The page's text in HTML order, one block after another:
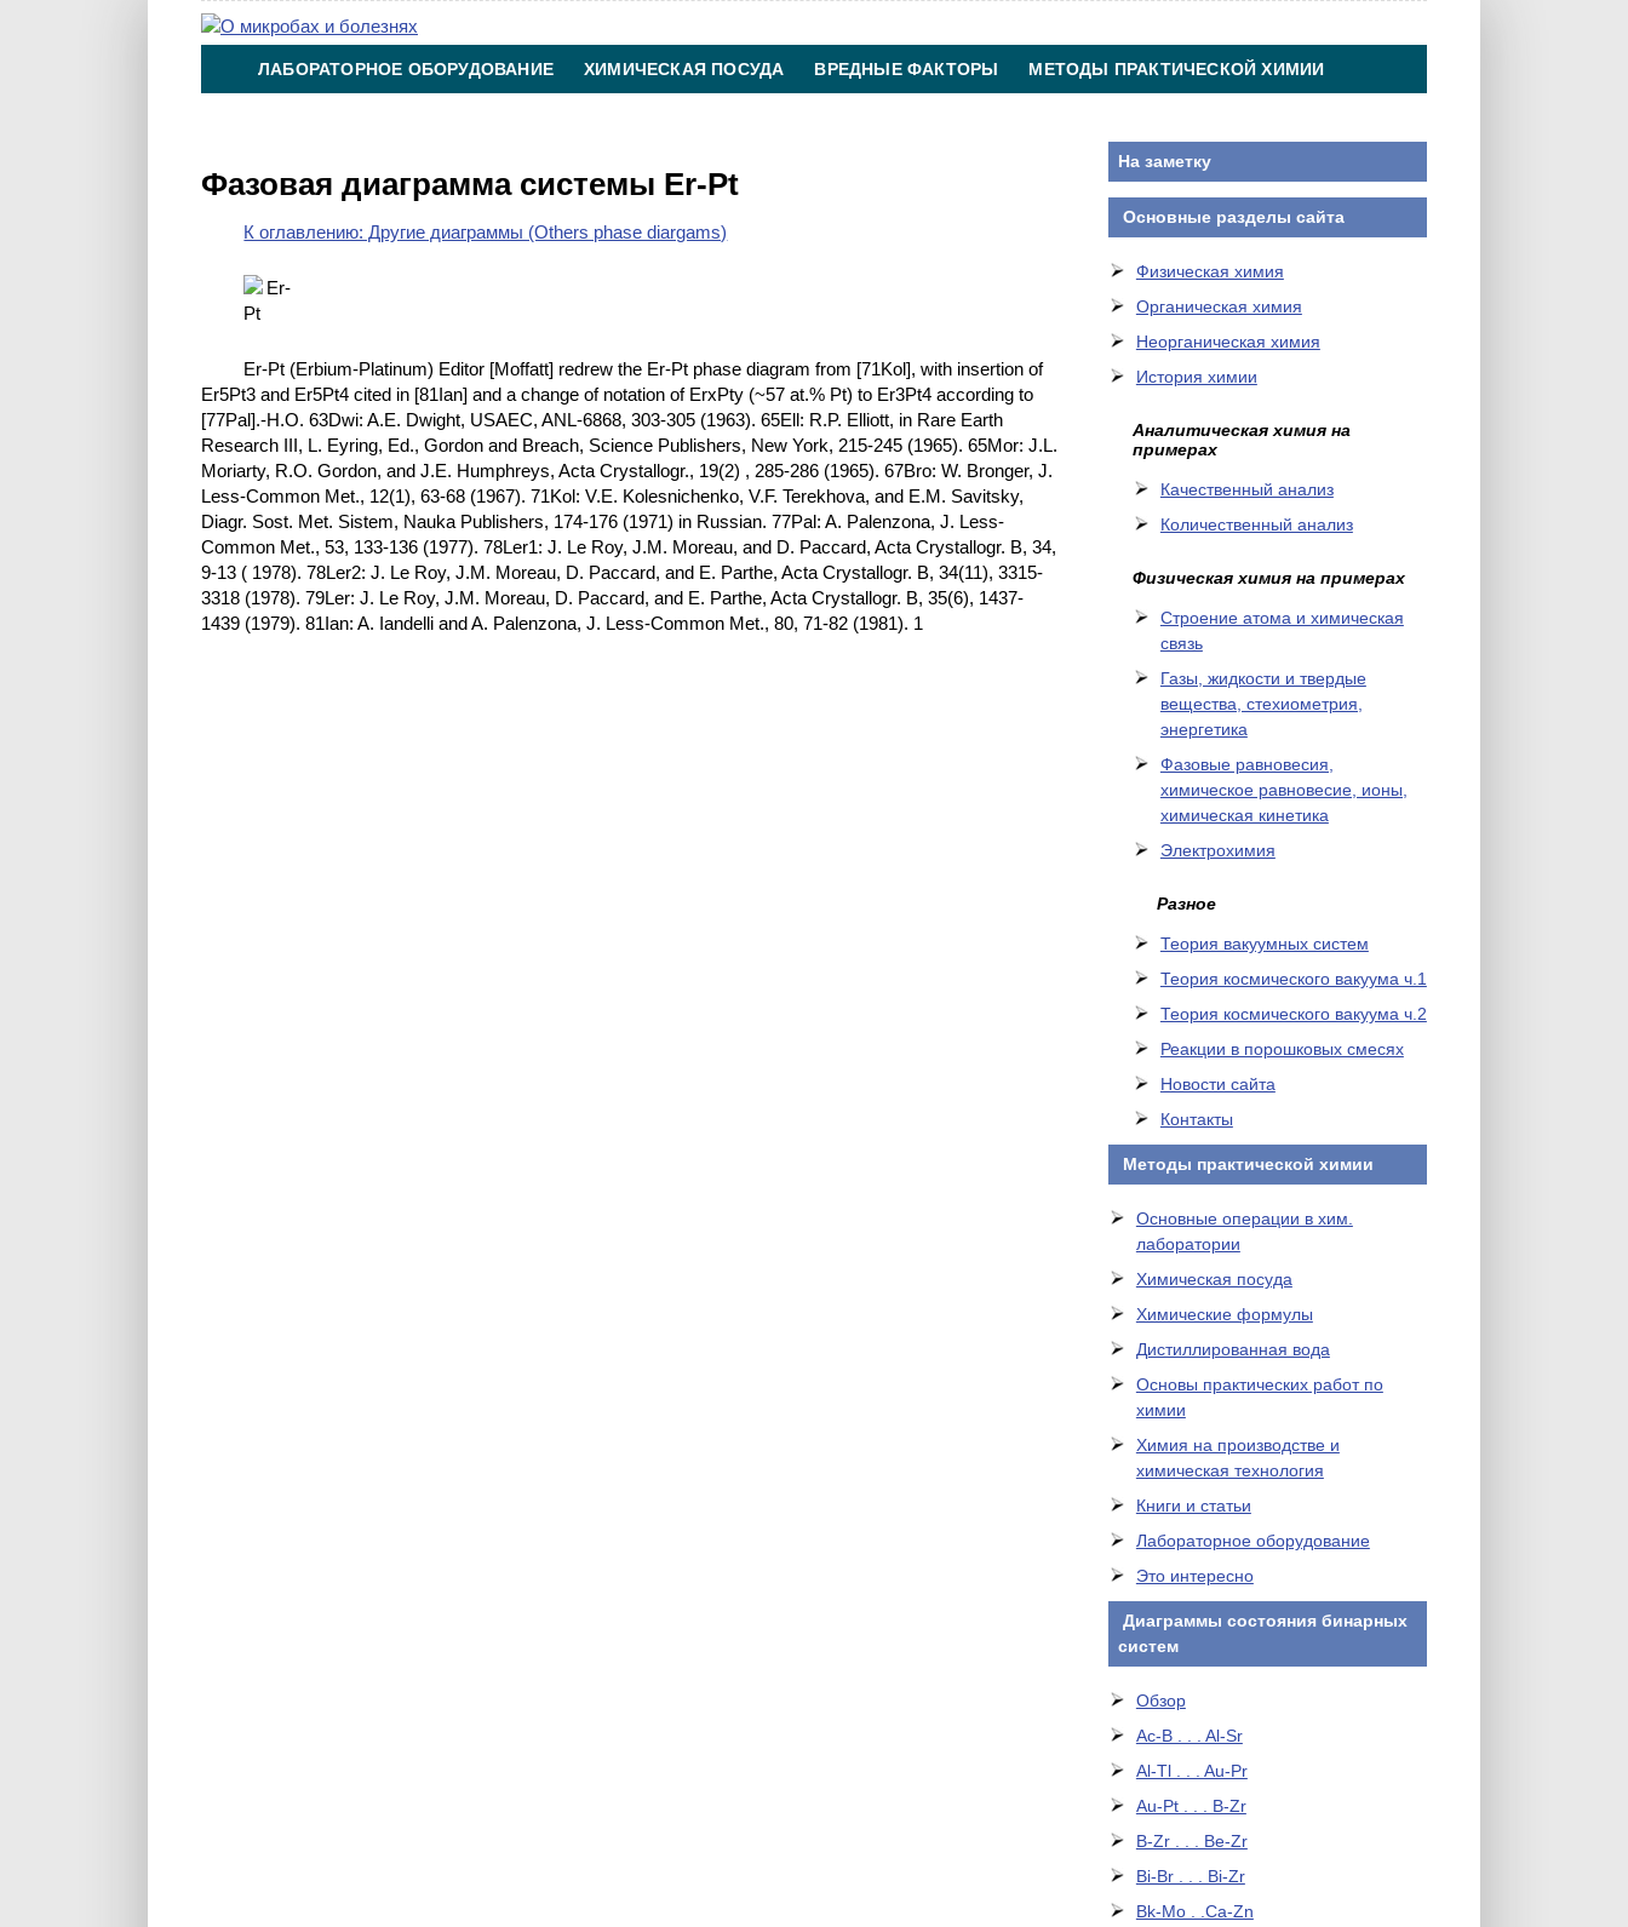
ЛАБОРАТОРНОЕ ОБОРУДОВАНИЕ ХИМИЧЕСКАЯ ПОСУДА ВРЕДНЫЕ ФАКТОРЫ МЕТОДЫ ПРАКТИЧЕСКОЙ ХИМИИ
Фазовая диаграмма системы Er-Pt
К оглавлению: Другие диаграммы (Others phase diargams)
Er-Pt (Erbium-Platinum) Editor [Moffatt] redrew the Er-Pt phase diagram from [71Kol], with insertion of
Er5Pt3 and Er5Pt4 cited in [81Ian] and a change of notation of ErxPty (~57 at.% Pt) to Er3Pt4 according to
[77Pal].-H.O. 63Dwi: A.E. Dwight, USAEC, ANL-6868, 303-305 (1963). 65Ell: R.P. Elliott, in Rare Earth
Research III, L. Eyring, Ed., Gordon and Breach, Science Publishers, New York, 215-245 (1965). 65Mor: J.L.
Moriarty, R.O. Gordon, and J.E. Humphreys, Acta Crystallogr., 19(2) , 285-286 (1965). 67Bro: W. Bronger, J.
Less-Common Met., 12(1), 63-68 (1967). 71Kol: V.E. Kolesnichenko, V.F. Terekhova, and E.M. Savitsky,
Diagr. Sost. Met. Sistem, Nauka Publishers, 174-176 (1971) in Russian. 77Pal: A. Palenzona, J. Less-
Common Met., 53, 133-136 (1977). 78Ler1: J. Le Roy, J.M. Moreau, and D. Paccard, Acta Crystallogr. B, 34,
9-13 ( 1978). 78Ler2: J. Le Roy, J.M. Moreau, D. Paccard, and E. Parthe, Acta Crystallogr. B, 34(11), 3315-
3318 (1978). 79Ler: J. Le Roy, J.M. Moreau, D. Paccard, and E. Parthe, Acta Crystallogr. B, 35(6), 1437-
1439 (1979). 81Ian: A. Iandelli and A. Palenzona, J. Less-Common Met., 80, 71-82 (1981). 1
На заметку
Основные разделы сайта
Физическая химия
Органическая химия
Неорганическая химия
История химии
Аналитическая химия на
примерах
Качественный анализ
Количественный анализ
Физическая химия на примерах
Cтроение атома и химическая
связь
Газы, жидкости и твердые
вещества, стехиометрия,
энергетика
Фазовые равновесия,
химическое равновесие, ионы,
химическая кинетика
Электрохимия
Разное
Теория вакуумных систем
Теория космического вакуума ч.1
Теория космического вакуума ч.2
Реакции в порошковых смесях
Новости сайта
Контакты
Методы практической химии
Основные операции в хим.
лаборатории
Химическая посуда
Химические формулы
Дистиллированная вода
Основы практических работ по
химии
Химия на производстве и
химическая технология
Книги и статьи
Лабораторное оборудование
Это интересно
Диаграммы состояния бинарных
систем
Обзор
Ac-B . . . Al-Sr
Al-Tl . . . Au-Pr
Au-Pt . . . B-Zr
B-Zr . . . Be-Zr
Bi-Br . . . Bi-Zr
Bk-Mo . .Ca-Zn